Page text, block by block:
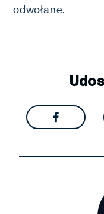
odwołane.
